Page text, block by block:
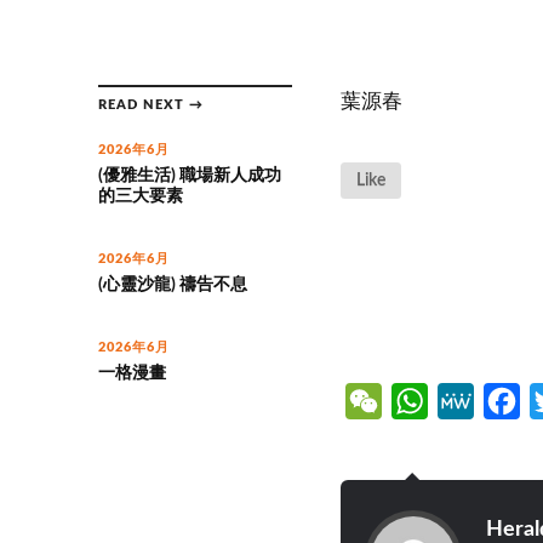
READ NEXT →
2026年6月
(優雅生活) 職場新人成功
的三大要素
2026年6月
(心靈沙龍) 禱告不息
2026年6月
一格漫畫
葉源春
Like
WeChatWhatsApp
MeWe